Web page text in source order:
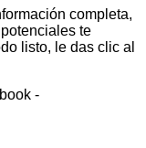
completa,
te
listo, le das clic al